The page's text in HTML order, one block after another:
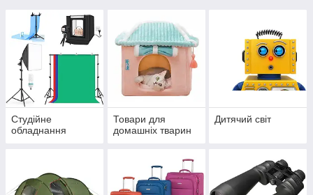
Студійне
обладнання
Товари для
домашніх тварин
Дитячий світ